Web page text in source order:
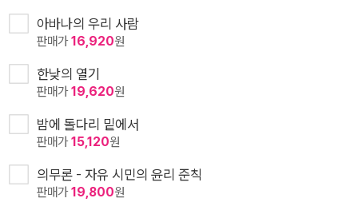
아바나의 우리 사람
판매가16,920원
한낮의 열기
판매가19,620원
밤에 돌다리 밑에서
판매가15,120원
의무론 - 자유 시민의 윤리 준칙
판매가19,800원